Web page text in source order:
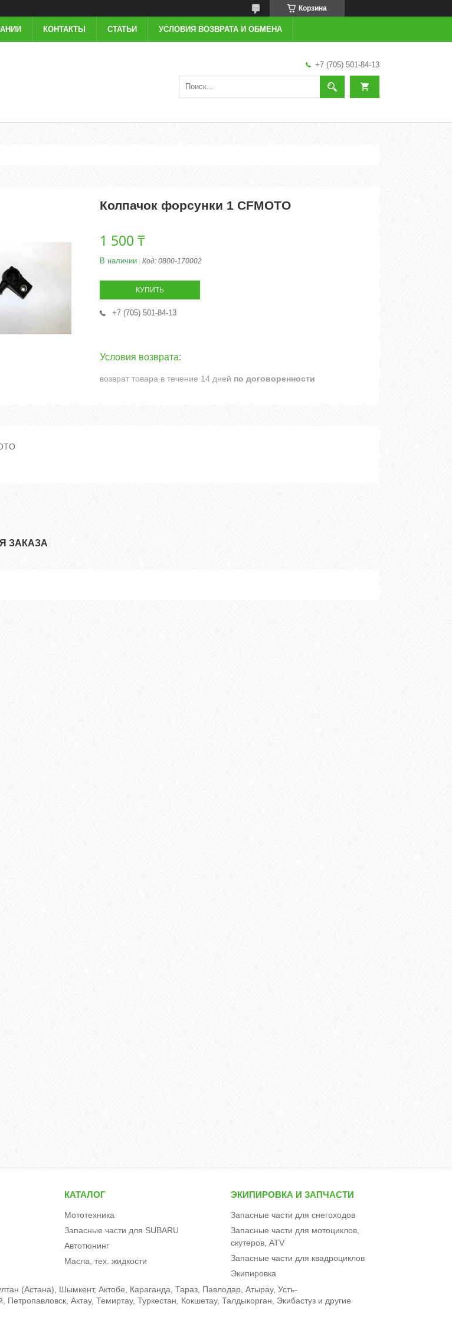
Корзина
КОНТАКТЫ СТАТЬИ УСЛОВИЯ ВОЗВРАТА И ОБМЕНА
+7 (705) 501-84-13
Колпачок форсунки 1 CFMOTO
1 500 ₸
В наличии Код: 0800-170002
КУПИТЬ
+7 (705) 501-84-13
возврат товара в течение 14 дней по договоренности
ЗАКАЗА
КАТАЛОГ
Мототехника
Запасные части для SUBARU
Автотюнинг
Масла, тех. жидкости
ЭКИПИРОВКА И ЗАПЧАСТИ
Запасные части для снегоходов
Запасные части для мотоциклов,
скутеров, ATV
Запасные части для квадроциклов
Экипировка
(Астана), Шымкент, Актобе, Караганда, Тараз, Павлодар, Атырау, Усть-
Актау, Темиртау, Туркестан, Кокшетау, Талдыкорган, Экибастуз и другие